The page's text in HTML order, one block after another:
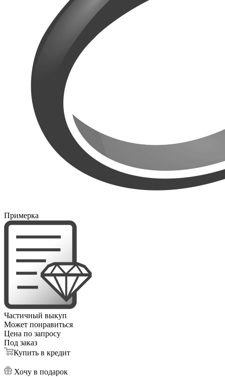
Примерка
Частичный выкуп
Может понравиться
Цена по запросу
Под заказ
Купить в кредит
Хочу в подарок